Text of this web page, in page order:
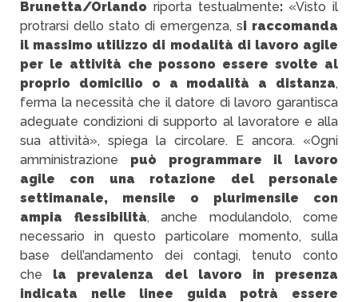
Brunetta/Orlando riporta testualmente: «Visto il
protrarsi dello stato di emergenza, si raccomanda
il massimo utilizzo di modalità di lavoro agile
per le attività che possono essere svolte al
proprio domicilio o a modalità a distanza,
ferma la necessità che il datore di lavoro garantisca
adeguate condizioni di supporto al lavoratore e alla
sua attività», spiega la circolare. E ancora. «Ogni
amministrazione può programmare il lavoro
agile con una rotazione del personale
settimanale, mensile o plurimensile con
ampia flessibilità, anche modulandolo, come
necessario in questo particolare momento, sulla
base dell’andamento dei contagi, tenuto conto
che la prevalenza del lavoro in presenza
indicata nelle linee guida potrà essere